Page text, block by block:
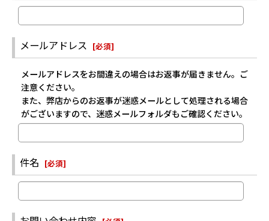
メールアドレス [必須]
メールアドレスをお間違えの場合はお返事が届きません。ご
注意ください。
また、弊店からのお返事が迷惑メールとして処理される場合
がございますので、迷惑メールフォルダもご確認ください。
件名 [必須]